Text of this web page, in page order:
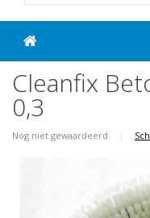
Cleanfix
0,3
Nog niet gewaardeerd |